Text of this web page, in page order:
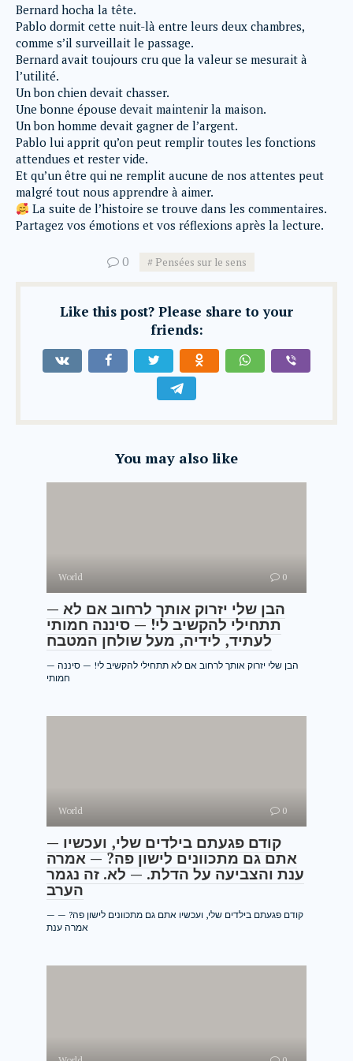
Bernard hocha la tête.
Pablo dormit cette nuit-là entre leurs deux chambres,
comme s’il surveillait le passage.
Bernard avait toujours cru que la valeur se mesurait à
l’utilité.
Un bon chien devait chasser.
Une bonne épouse devait maintenir la maison.
Un bon homme devait gagner de l’argent.
Pablo lui apprit qu’on peut remplir toutes les fonctions
attendues et rester vide.
Et qu’un être qui ne remplit aucune de nos attentes peut
malgré tout nous apprendre à aimer.
La suite de l’histoire se trouve dans les commentaires.
Partagez vos émotions et vos réflexions après la lecture.
0 Pensées sur le sens
Like this post? Please share to your
friends:
You may also like
World 0
— הבן שלי יזרוק אותך לרחוב אם לא
תתחילי להקשיב לי! — סיננה חמותי
לעתיד, לידיה, מעל שולחן המטבח
— הבן שלי יזרוק אותך לרחוב אם לא תתחילי להקשיב לי! — סיננה
חמותי
World 0
— קודם פגעתם בילדים שלי, ועכשיו
אתם גם מתכוונים לישון פה? — אמרה
ענת והצביעה על הדלת. — לא. זה נגמר
הערב
— קודם פגעתם בילדים שלי, ועכשיו אתם גם מתכוונים לישון פה? —
אמרה ענת